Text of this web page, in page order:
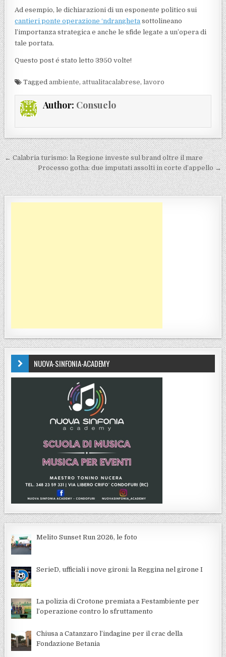
Ad esempio, le dichiarazioni di un esponente politico sui
cantieri ponte operazione ‘ndrangheta sottolineano
l’importanza strategica e anche le sfide legate a un’opera di
tale portata.
Questo post é stato letto 3950 volte!
Taggedambiente,attualitacalabrese,lavoro
Author: Consuelo
Navigazione articoli
← Calabria turismo: la Regione investe sul brand oltre il mare
Processo gotha: due imputati assolti in corte d’appello →
NUOVA-SINFONIA-ACADEMY
Melito Sunset Run 2026, le foto
SerieD, ufficiali i nove gironi: la Reggina nel girone I
La polizia di Crotone premiata a Festambiente per
l’operazione contro lo sfruttamento
Chiusa a Catanzaro l’indagine per il crac della
Fondazione Betania